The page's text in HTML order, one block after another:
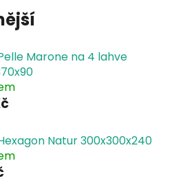
Marone na 4 lahve
Natur 300x300x240